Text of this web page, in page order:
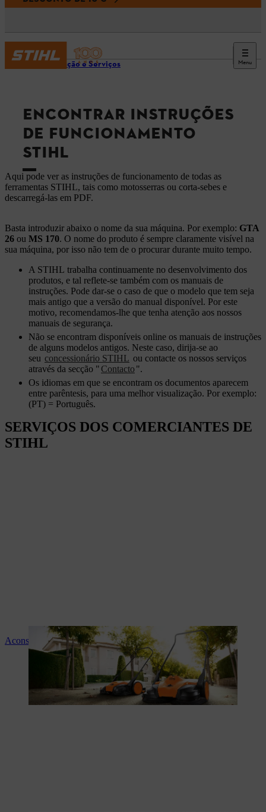
Menu
Informação e Serviços
ENCONTRAR INSTRUÇÕES
DE FUNCIONAMENTO
STIHL
Aqui pode ver as instruções de funcionamento de todas as
ferramentas STIHL, tais como motosserras ou corta-sebes e
descarregá-las em PDF.
Basta introduzir abaixo o nome da sua máquina. Por exemplo: GTA
26 ou MS 170. O nome do produto é sempre claramente visível na
sua máquina, por isso não tem de o procurar durante muito tempo.
A STIHL trabalha continuamente no desenvolvimento dos
produtos, e tal reflete-se também com os manuais de
instruções. Pode dar-se o caso de que o modelo que tem seja
mais antigo que a versão do manual disponível. Por este
motivo, recomendamos-lhe que tenha atenção aos nossos
manuais de segurança.
Não se encontram disponíveis online os manuais de instruções
de alguns modelos antigos. Neste caso, dirija-se ao
seu concessionário STIHL ou contacte os nossos serviços
através da secção " Contacto ".
Os idiomas em que se encontram os documentos aparecem
entre parêntesis, para uma melhor visualização. Por exemplo:
(PT) = Português.
SERVIÇOS DOS COMERCIANTES DE
STIHL
Aconselhamento e instruções sobre os produtos